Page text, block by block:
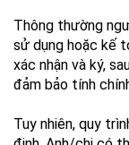
Thông thường
sử dụng hoặc kế
xác nhận và ký,
đảm bảo tính
Tuy nhiên, quy